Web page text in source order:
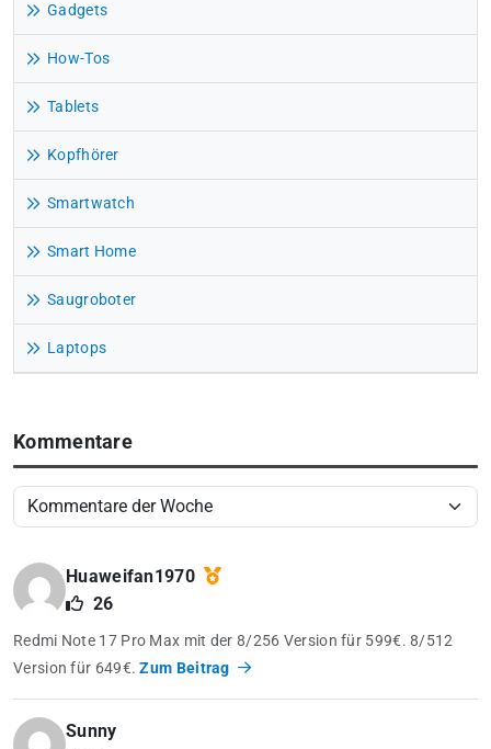
Gadgets
How-Tos
Tablets
Kopfhörer
Smartwatch
Smart Home
Saugroboter
Laptops
Kommentare
Huaweifan1970
26
Redmi Note 17 Pro Max mit der 8/256 Version für 599€. 8/512
Version für 649€.Zum Beitrag
Sunny